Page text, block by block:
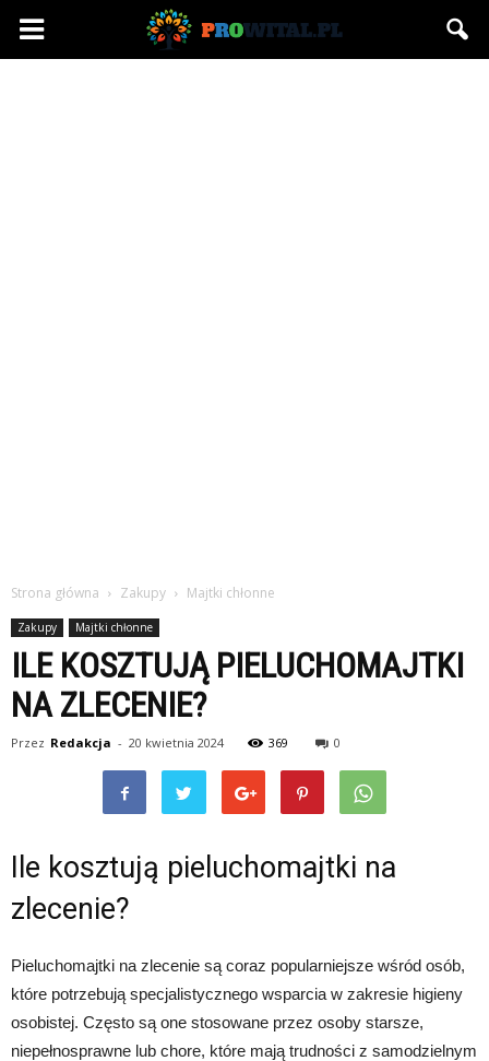
Prowital.pl
Strona główna Zakupy Majtki chłonne
Zakupy Majtki chłonne
ILE KOSZTUJĄ PIELUCHOMAJTKI
NA ZLECENIE?
Przez Redakcja - 20 kwietnia 2024 369 0
Ile kosztują pieluchomajtki na
zlecenie?
Pieluchomajtki na zlecenie są coraz popularniejsze wśród osób,
które potrzebują specjalistycznego wsparcia w zakresie higieny
osobistej. Często są one stosowane przez osoby starsze,
niepełnosprawne lub chore, które mają trudności z samodzielnym